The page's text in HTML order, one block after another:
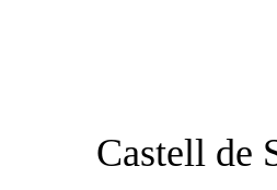
Castell de